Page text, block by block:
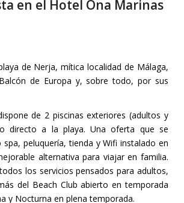
en el Hotel Ona Marinas
de Nerja, mítica localidad de Málaga,
de Europa y, sobre todo, por sus
de 2 piscinas exteriores (adultos y
directo a la playa. Una oferta que se
peluquería, tienda y Wifi instalado en
alternativa para viajar en familia.
los servicios pensados para adultos,
del Beach Club abierto en temporada
y Nocturna en plena temporada.